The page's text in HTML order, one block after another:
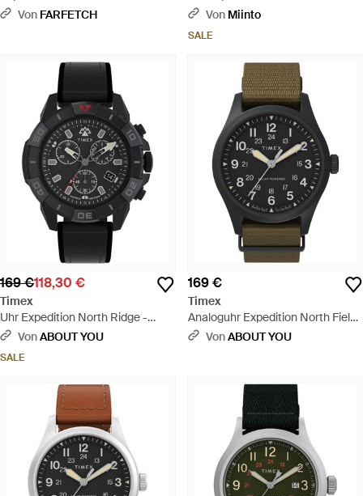
41Mm - Grau
Von FARFETCH
automatic gmt - Mettallic
Von Miinto
SALE
169 €118,30 €
Timex
Uhr Expedition North Ridge -
Schwarz
VonABOUT YOU
SALE
169 €
Timex
Analoguhr Expedition North Field
Post Solar - Schwarz
VonABOUT YOU